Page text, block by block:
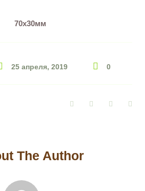
70х30мм
25 апреля, 2019 0
FacebookTwitter Google+
The Author